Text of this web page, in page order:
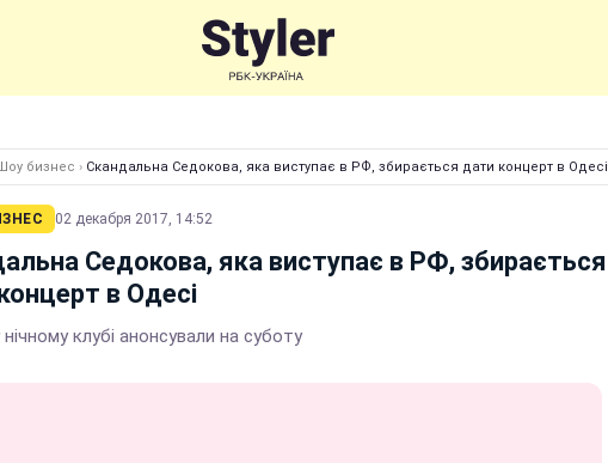
бизнес › Скандальна Седокова, яка виступає в РФ, збирається дати концерт в Одесі
02 декабря 2017, 14:52
Седокова, яка виступає в РФ, збирається
в Одесі
клубі анонсували на суботу